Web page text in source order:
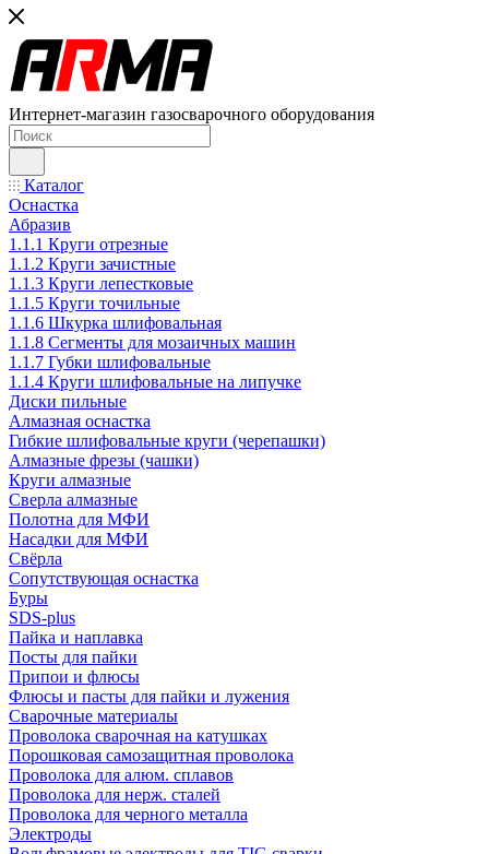
Интернет-магазин газосварочного оборудования
Каталог
Оснастка
Абразив
1.1.1 Круги отрезные
1.1.2 Круги зачистные
1.1.3 Круги лепестковые
1.1.5 Круги точильные
1.1.6 Шкурка шлифовальная
1.1.8 Сегменты для мозаичных машин
1.1.7 Губки шлифовальные
1.1.4 Круги шлифовальные на липучке
Диски пильные
Алмазная оснастка
Гибкие шлифовальные круги (черепашки)
Алмазные фрезы (чашки)
Круги алмазные
Сверла алмазные
Полотна для МФИ
Насадки для МФИ
Свёрла
Сопутствующая оснастка
Буры
SDS-plus
Пайка и наплавка
Посты для пайки
Припои и флюсы
Флюсы и пасты для пайки и лужения
Сварочные материалы
Проволока сварочная на катушках
Порошковая самозащитная проволока
Проволока для алюм. сплавов
Проволока для нерж. сталей
Проволока для черного металла
Электроды